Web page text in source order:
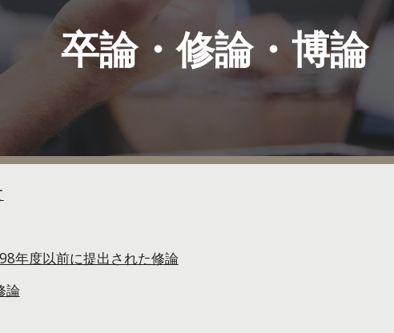
卒論・修論・博論
年度以前に提出された修論
論